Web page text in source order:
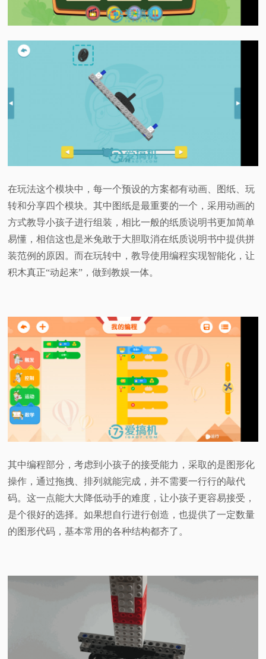
在玩法这个模块中，每一个预设的方案都有动画、图纸、玩
转和分享四个模块。其中图纸是最重要的一个，采用动画的
方式教导小孩子进行组装，相比一般的纸质说明书更加简单
易懂，相信这也是米兔敢于大胆取消在纸质说明书中提供拼
装范例的原因。而在玩转中，教导使用编程实现智能化，让
积木真正“动起来”，做到教娱一体。
其中编程部分，考虑到小孩子的接受能力，采取的是图形化
操作，通过拖拽、排列就能完成，并不需要一行行的敲代
码。这一点能大大降低动手的难度，让小孩子更容易接受，
是个很好的选择。如果想自行进行创造，也提供了一定数量
的图形代码，基本常用的各种结构都齐了。